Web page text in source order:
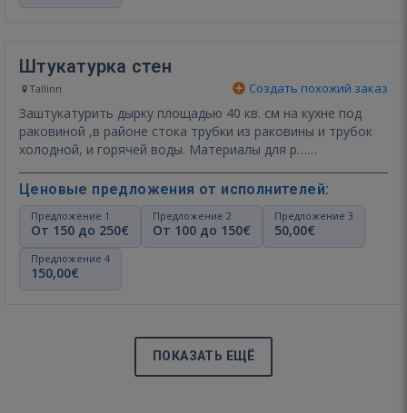
Штукатурка стен
Tallinn Создать похожий заказ
Заштукатурить дырку площадью 40 кв. см на кухне под
раковиной ,в районе стока трубки из раковины и трубок
холодной, и горячей воды. Материалы для р…
Ценовые предложения от исполнителей:
Предложение 1
От 150 до 250€
Предложение 2
От 100 до 150€
Предложение 3
50,00€
Предложение 4
150,00€
ПОКАЗАТЬ ЕЩЁ